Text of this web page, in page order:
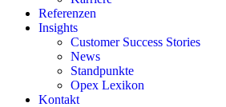
Referenzen
Insights
Customer Success Stories
News
Standpunkte
Opex Lexikon
Kontakt